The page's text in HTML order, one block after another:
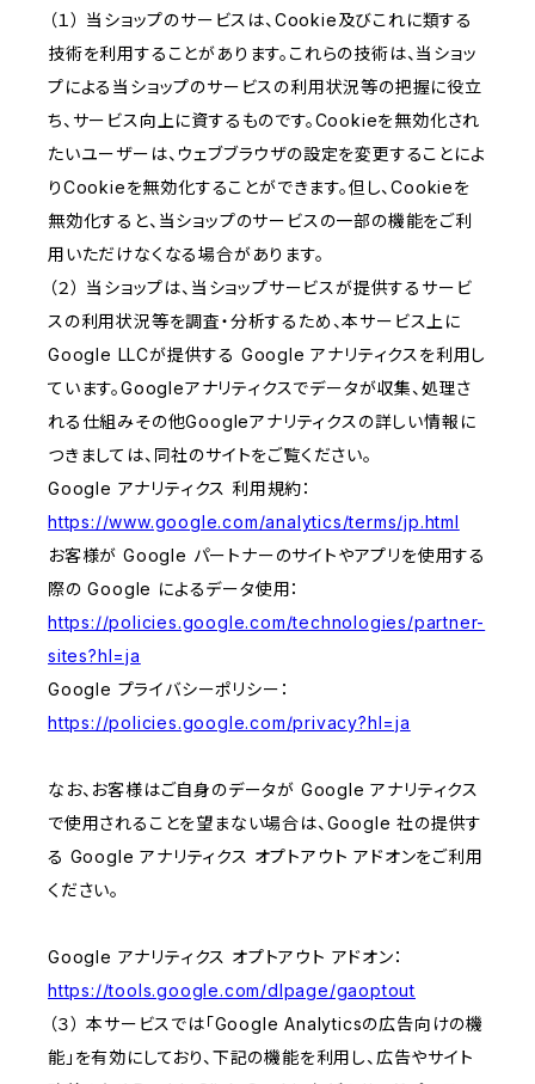
（１） 当ショップのサービスは、Cookie及びこれに類する
技術を利用することがあります。これらの技術は、当ショッ
プによる当ショップのサービスの利用状況等の把握に役立
ち、サービス向上に資するものです。Cookieを無効化され
たいユーザーは、ウェブブラウザの設定を変更することによ
りCookieを無効化することができます。但し、Cookieを
無効化すると、当ショップのサービスの一部の機能をご利
用いただけなくなる場合があります。
（２） 当ショップは、当ショップサービスが提供するサービ
スの利用状況等を調査・分析するため、本サービス上に
Google LLCが提供する Google アナリティクスを利用し
ています。Googleアナリティクスでデータが収集、処理さ
れる仕組みその他Googleアナリティクスの詳しい情報に
つきましては、同社のサイトをご覧ください。
Google アナリティクス 利用規約：
https://www.google.com/analytics/terms/jp.html
お客様が Google パートナーのサイトやアプリを使用する
際の Google によるデータ使用：
https://policies.google.com/technologies/partner-
sites?hl=ja
Google プライバシーポリシー：
https://policies.google.com/privacy?hl=ja
なお、お客様はご自身のデータが Google アナリティクス
で使用されることを望まない場合は、Google 社の提供す
る Google アナリティクス オプトアウト アドオンをご利用
ください。
Google アナリティクス オプトアウト アドオン：
https://tools.google.com/dlpage/gaoptout
（３） 本サービスでは「Google Analyticsの広告向けの機
能」を有効にしており、下記の機能を利用し、広告やサイト